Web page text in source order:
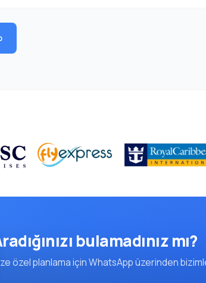
bulamadınız mı?
özel planlama için WhatsApp üzerinden